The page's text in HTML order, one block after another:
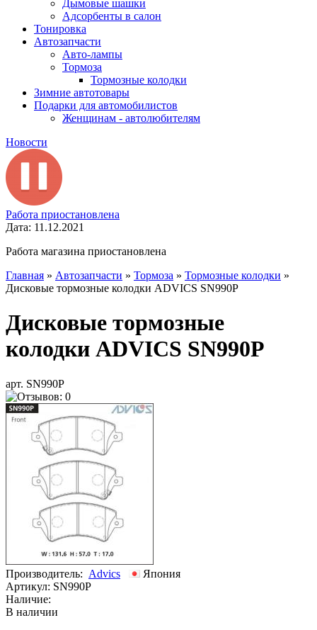
Дымовые шашки
Адсорбенты в салон
Тонировка
Автозапчасти
Авто-лампы
Тормоза
Тормозные колодки
Зимние автотовары
Подарки для автомобилистов
Женщинам - автолюбителям
Новости
Работа приостановлена
Дата: 11.12.2021
Работа магазина приостановлена
Главная » Автозапчасти » Тормоза » Тормозные колодки »
Дисковые тормозные колодки ADVICS SN990P
Дисковые тормозные
колодки ADVICS SN990P
арт. SN990P
Производитель: Advics
Япония
Артикул: SN990P
Наличие:
В наличии